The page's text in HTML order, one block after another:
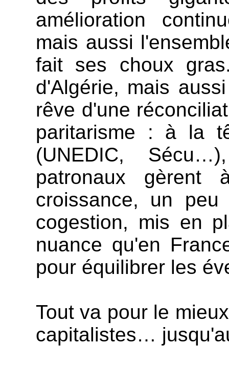
amélioration
mais aussi
fait ses choux
d'Algérie, mais
rêve d'une
paritarisme : à la
(UNEDIC,
patronaux
croissance, un
cogestion, mis en
nuance qu'en
pour équilibrer les
Tout va pour le
capitalistes…